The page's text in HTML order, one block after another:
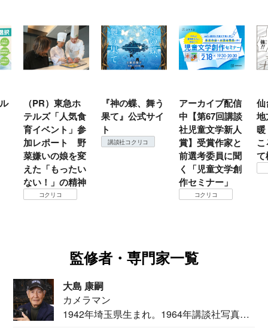
（PR）東急ホ
テルズ「人気食
育イベント」参
加レポート 野
菜嫌いの娘を変
えた「もったい
ない！」の精神
コクリコ
『神の蝶、舞う
果て』公式サイ
ト
講談社コクリコ
アーカイブ配信
中【第67回講談
社児童文学新人
賞】受賞作家と
前選考委員に聞
く「児童文学創
作セミナー」
コクリコ
仙
地
て
監修者・専門家一覧
大島 康嗣
カメラマン
1942年埼玉県生まれ。1964年講談社写真部